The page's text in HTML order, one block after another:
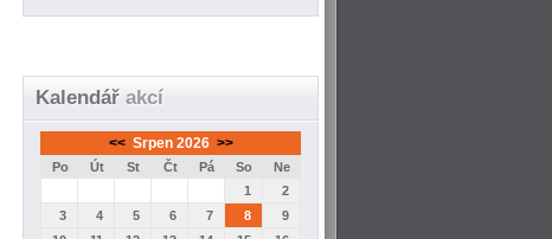
Kalendář akcí
<< Srpen 2026 >>
Po Út St Čt Pá So
Ne
1
2
3
4 5 6 7 8
9